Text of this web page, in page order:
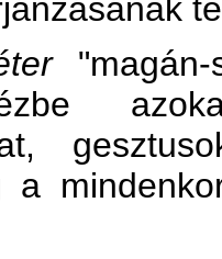
"magán-
a